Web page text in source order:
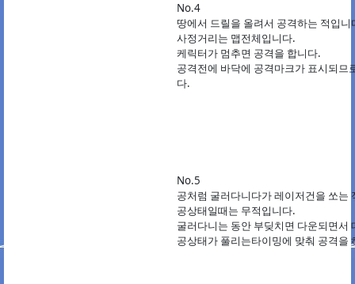
No.4
땅에서 드릴을 올려서 공격하는 적입니
사정거리는 맵전체입니다.
케릭터가 멈추면 공격을 합니다.
공격전에 바닥에 공격마크가 표시되므
다.
No.5
공처럼 굴러다니다가 레이저건을 쏘는
공상태일때는 무적입니다.
굴러다니는 동안 부딪치면 다운되면서
공상태가 풀리는타이밍에 맞춰 공격을